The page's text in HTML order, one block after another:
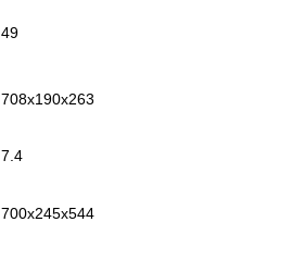
49
708x190x263
7.4
700x245x544